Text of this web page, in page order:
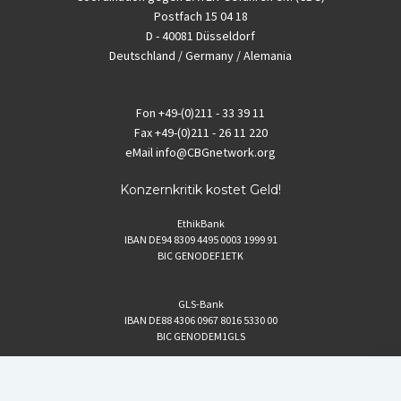
Postfach 15 04 18
D - 40081 Düsseldorf
Deutschland / Germany / Alemania
Fon +49-(0)211 - 33 39 11
Fax+49-(0)211 - 26 11 220
eMailinfo@CBGnetwork.org
Konzernkritik kostet Geld!
EthikBank
IBAN DE94 8309 4495 0003 1999 91
BIC GENODEF1ETK
GLS-Bank
IBAN DE88 4306 0967 8016 5330 00
BIC GENODEM1GLS